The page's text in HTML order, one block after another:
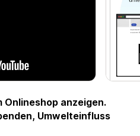
anzeigen.
Umwelteinfluss